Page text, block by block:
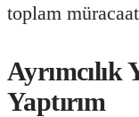
toplam
Ayrımcılık
Yaptırım